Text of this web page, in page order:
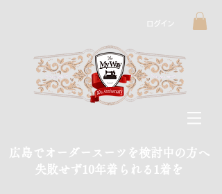
ログイン
広島でオーダースーツを検討中の方へ
​失敗せず10年着られる1着を